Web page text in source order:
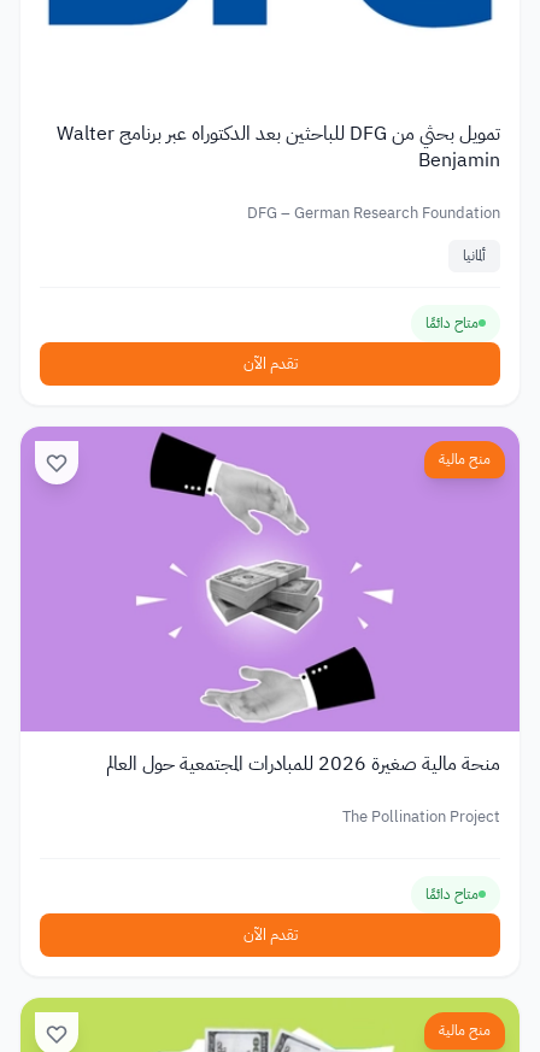
تمويل بحثي من DFG للباحثين بعد الدكتوراه عبر برنامج Walter
Benjamin
DFG – German Research Foundation
ألمانيا
متاح دائمًا
تقدم الآن
منح مالية
منحة مالية صغيرة 2026 للمبادرات المجتمعية حول العالم
The Pollination Project
متاح دائمًا
تقدم الآن
منح مالية